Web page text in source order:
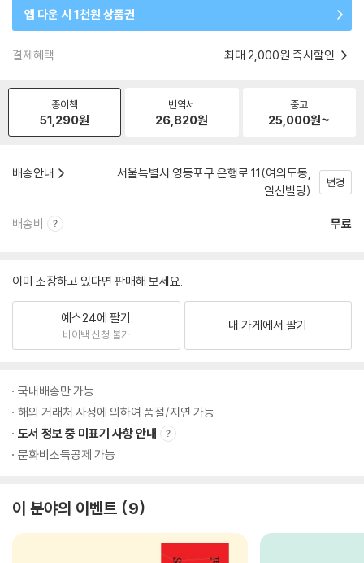
앱 다운 시 1천원 상품권
결제혜택 최대 2,000원 즉시할인
종이책
51,290원
번역서
26,820원
중고
25,000원~
배송안내
서울특별시 영등포구 은행로 11(여의도동,
일신빌딩)
변경
배송비 무료
이미 소장하고 있다면 판매해 보세요.
예스24에 팔기
바이백 신청 불가
내 가게에서 팔기
국내배송만 가능
해외 거래처 사정에 의하여 품절/지연 가능
도서 정보 중 미표기 사항 안내
문화비소득공제 가능
이 분야의 이벤트 9